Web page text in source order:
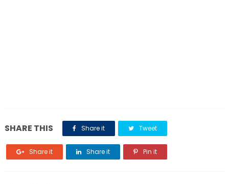
SHARE THIS Share it Tweet
Share it Share it Pin it